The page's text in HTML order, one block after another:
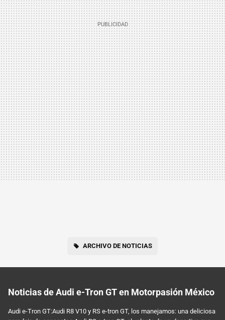
ARCHIVO DE NOTICIAS
Noticias de Audi e-Tron GT en Motorpasión México
Audi e-Tron GT:Audi R8 V10 y RS e-tron GT, los manejamos: una deliciosa